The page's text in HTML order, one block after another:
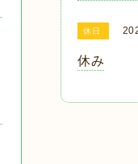
休日
休み